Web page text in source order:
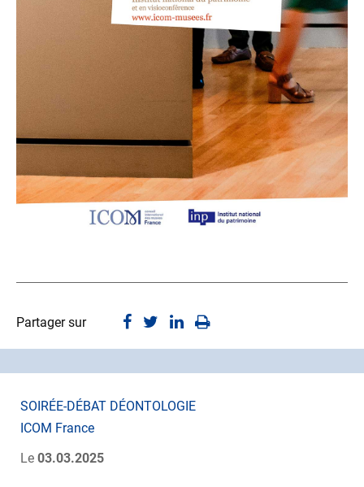
Partager sur
SOIRÉE-DÉBAT DÉONTOLOGIE
ICOM France
Le 03.03.2025